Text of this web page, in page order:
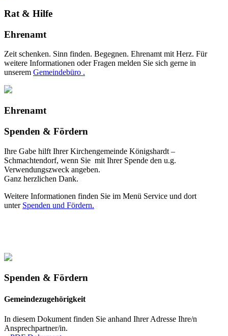
Rat & Hilfe
Ehrenamt
Zeit schenken. Sinn finden. Begegnen. Ehrenamt mit Herz. Für
weitere Informationen oder Fragen melden Sie sich gerne in
unserem Gemeindebüro .
Ehrenamt
Spenden & Fördern
Ihre Gabe hilft Ihrer Kirchengemeinde Königshardt –
Schmachtendorf, wenn Sie mit Ihrer Spende den u.g.
Verwendungszweck angeben.
Ganz herzlichen Dank.
Weitere Informationen finden Sie im Menü Service und dort
unter Spenden und Fördern.
Spenden & Fördern
Gemeindezugehörigkeit
In diesem Dokument finden Sie anhand Ihrer Adresse Ihre/n
Ansprechpartner/in.